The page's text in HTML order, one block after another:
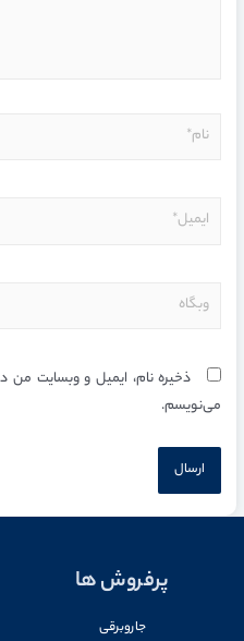
ذخیره نام، ایمیل و وبسایت من
می‌نویسم.
پرفروش ها
جاروبرقی